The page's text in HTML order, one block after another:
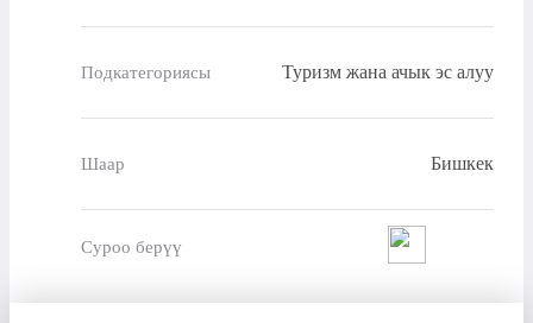
Подкатегориясы Туризм жана ачык эс алуу
Шаар Бишкек
Суроо берүү